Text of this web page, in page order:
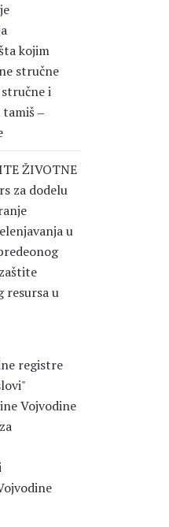
kojim
stručne
i
‒
ŽIVOTNE
za dodelu
u
resursa u
registre
Vojvodine